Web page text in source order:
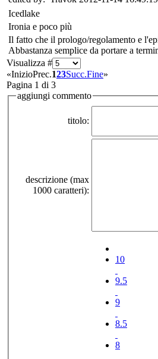
Icedlake
Ironia e poco più
Il fatto che il prologo/regolamento e
Abbastanza semplice da portare a
Visualizza #
«InizioPrec.123Succ.Fine»
Pagina 1 di 3
aggiungi commento
titolo:
descrizione (max
1000 caratteri):
10
9.5
9
8.5
8